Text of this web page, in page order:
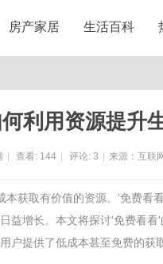
房产家居 生活百科
利用资源提升
查看: 144 评论: 3 来源：互联
获取有价值的资源。'免费看
益增长。本文将探讨'免费看
户提供了低成本甚至免费的获